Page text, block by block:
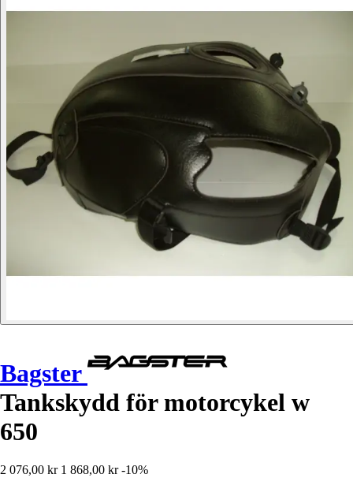
Bagster
Tankskydd för motorcykel w
650
2 076,00 kr 1 868,00 kr -10%